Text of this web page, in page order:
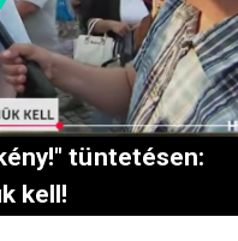
tüntetésen:
kell!